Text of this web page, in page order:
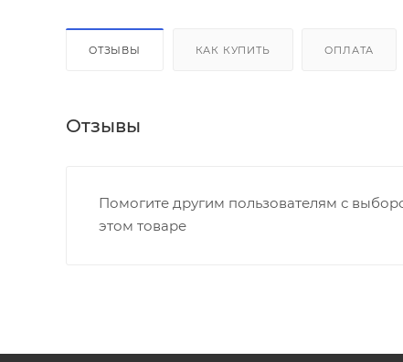
ОТЗЫВЫ КАК КУПИТЬ ОПЛАТА
Отзывы
Помогите другим пользователям с
этом товаре